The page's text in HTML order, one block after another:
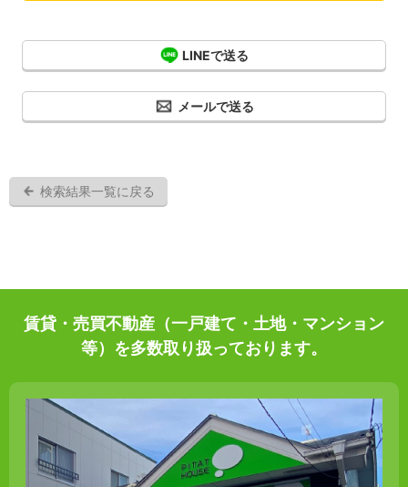
LINEで送る
メールで送る
検索結果一覧に戻る
賃貸・売買不動産（一戸建て・土地・マンション
等）を多数取り扱っております。